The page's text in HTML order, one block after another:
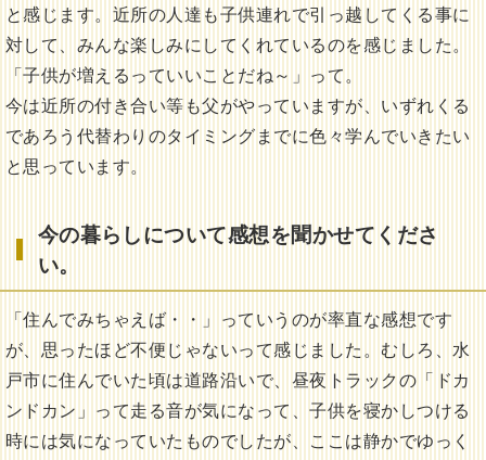
と感じます。近所の人達も子供連れで引っ越してくる事に
対して、みんな楽しみにしてくれているのを感じました。
「子供が増えるっていいことだね～」って。
今は近所の付き合い等も父がやっていますが、いずれくる
であろう代替わりのタイミングまでに色々学んでいきたい
と思っています。
今の暮らしについて感想を聞かせてくださ
い。
「住んでみちゃえば・・」っていうのが率直な感想です
が、思ったほど不便じゃないって感じました。むしろ、水
戸市に住んでいた頃は道路沿いで、昼夜トラックの「ドカ
ンドカン」って走る音が気になって、子供を寝かしつける
時には気になっていたものでしたが、ここは静かでゆっく